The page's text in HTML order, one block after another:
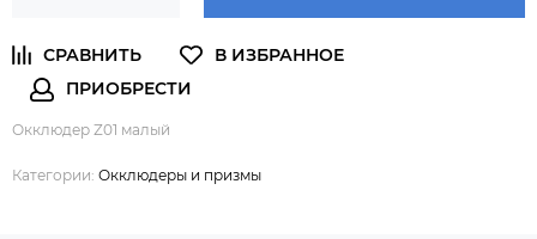
Окклюдер Z01 малый
Категории: Окклюдеры и призмы